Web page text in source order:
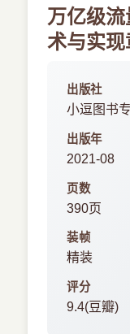
万亿级
术与实
出版社
小逗图书
出版年
2021-08
页数
390页
装帧
精装
评分
9.4(豆瓣)